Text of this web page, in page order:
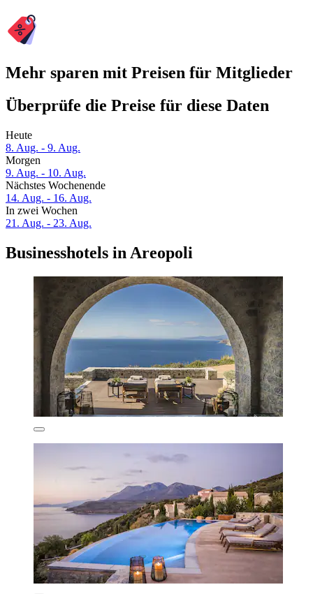
Mehr sparen mit Preisen für Mitglieder
Überprüfe die Preise für diese Daten
Heute
8. Aug. - 9. Aug.
Morgen
9. Aug. - 10. Aug.
Nächstes Wochenende
14. Aug. - 16. Aug.
In zwei Wochen
21. Aug. - 23. Aug.
Businesshotels in Areopoli